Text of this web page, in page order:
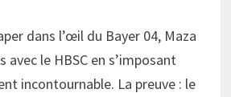
dans l’œil du Bayer 04, Maza
avec le HBSC en s’imposant
incontournable. La preuve : le